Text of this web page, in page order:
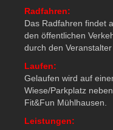
Radfahren:
Das Radfahren findet
den öffentlichen
durch den Veranstalter
Laufen:
Gelaufen wird auf
Wiese/Parkplatz
Fit&Fun Mühlhausen.
Leistungen: